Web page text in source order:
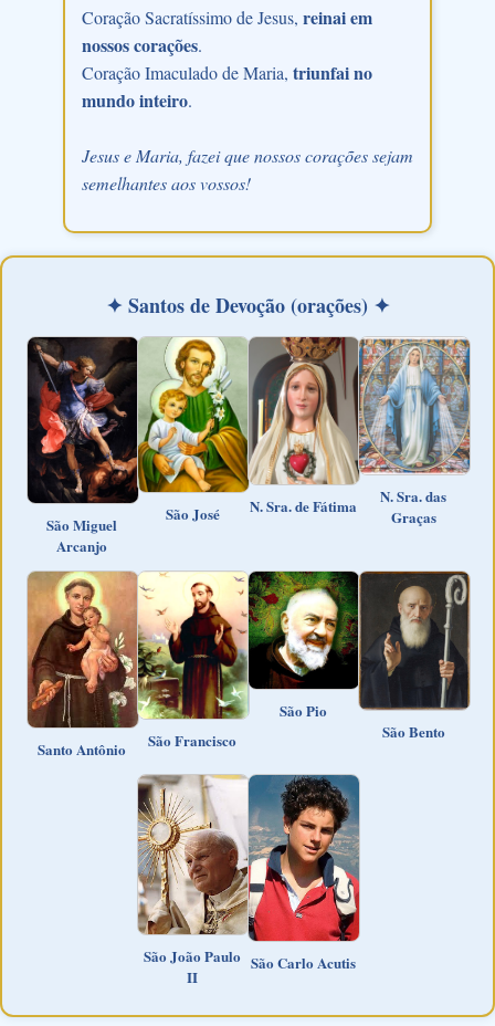
Coração Sacratíssimo de Jesus, reinai em
nossos corações.
Coração Imaculado de Maria, triunfai no
mundo inteiro.
Jesus e Maria, fazei que nossos corações sejam
semelhantes aos vossos!
✦ Santos de Devoção (orações) ✦
São Miguel
Arcanjo
São José N. Sra. de Fátima
N. Sra. das
Graças
Santo Antônio São Francisco
São Pio
São Bento
São João Paulo
II
São Carlo Acutis